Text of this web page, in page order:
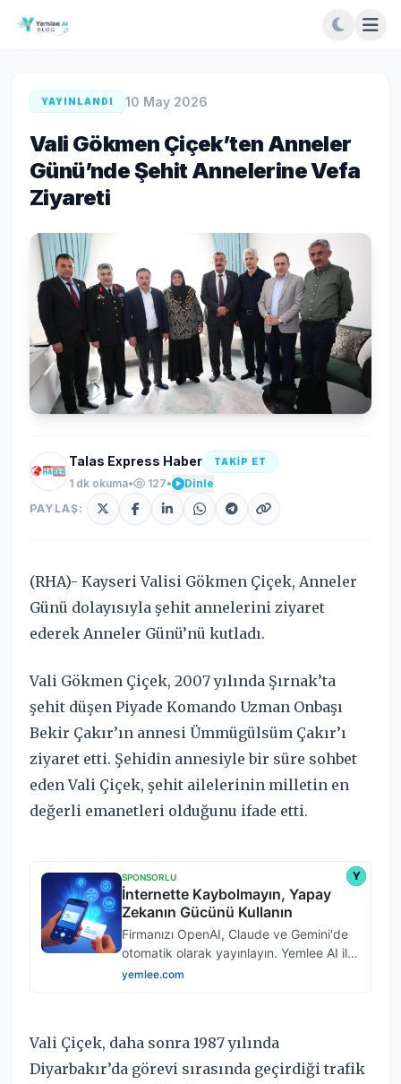
YAYINLANDI 10 May 2026
Vali Gökmen Çiçek’ten Anneler
Günü’nde Şehit Annelerine Vefa
Ziyareti
Talas Express Haber TAKİP ET
1 dk okuma• 127•
Dinle
PAYLAŞ:
(RHA)- Kayseri Valisi Gökmen Çiçek, Anneler
Günü dolayısıyla şehit annelerini ziyaret
ederek Anneler Günü’nü kutladı.
Vali Gökmen Çiçek, 2007 yılında Şırnak’ta
şehit düşen Piyade Komando Uzman Onbaşı
Bekir Çakır’ın annesi Ümmügülsüm Çakır’ı
ziyaret etti. Şehidin annesiyle bir süre sohbet
eden Vali Çiçek, şehit ailelerinin milletin en
değerli emanetleri olduğunu ifade etti.
Vali Çiçek, daha sonra 1987 yılında
Diyarbakır’da görevi sırasında geçirdiği trafik